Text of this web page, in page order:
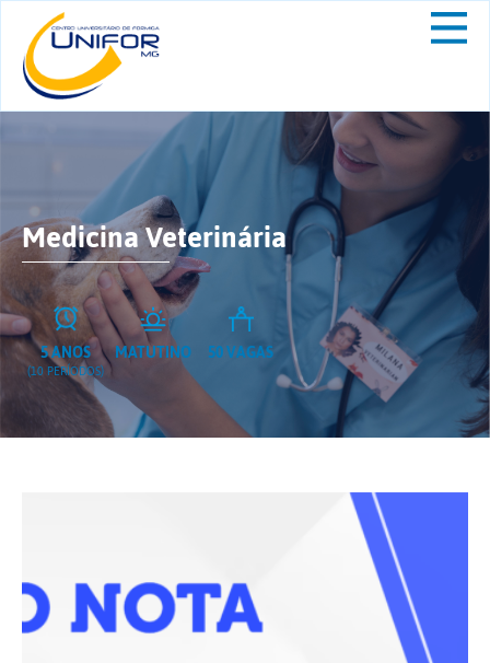
Medicina Veterinária
5 ANOS
(10 PERÍODOS)
MATUTINO 50 VAGAS